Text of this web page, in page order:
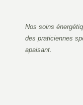
Nos soins
des praticiennes
apaisant.